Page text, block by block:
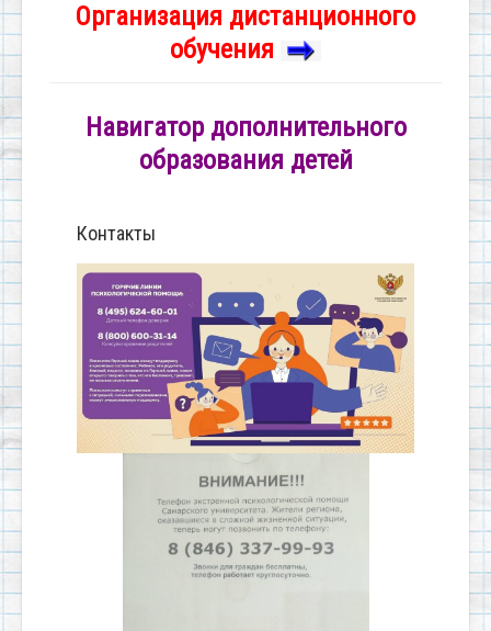
Организация дистанционного
обучения
Навигатор дополнительного
образования детей
Контакты